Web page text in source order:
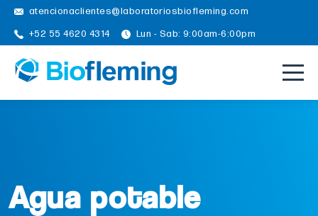
atencionaclientes@laboratoriosbiofleming.com
+52 55 4620 4314
Lun - Sab: 9:00am-6:00pm
Agua potable